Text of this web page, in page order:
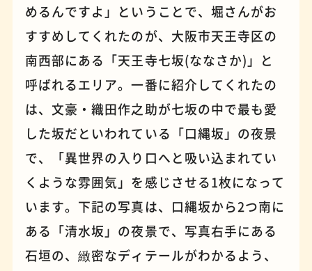
パンケーキ 手芸
占い 蕎麦
めるんですよ」ということで、堀さんがお
すすめしてくれたのが、大阪市天王寺区の
南西部にある「天王寺七坂(ななさか)」と
呼ばれるエリア。一番に紹介してくれたの
は、文豪・織田作之助が七坂の中で最も愛
した坂だといわれている「口縄坂」の夜景
で、「異世界の入り口へと吸い込まれてい
くような雰囲気」を感じさせる1枚になって
います。下記の写真は、口縄坂から2つ南に
ある「清水坂」の夜景で、写真右手にある
石垣の、緻密なディテールがわかるよう、